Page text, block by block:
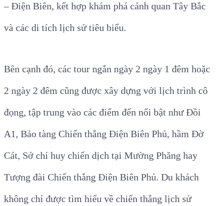
– Điện Biên, kết hợp khám phá cảnh quan Tây Bắc
và các di tích lịch sử tiêu biểu.
Bên cạnh đó, các tour ngắn ngày 2 ngày 1 đêm hoặc
2 ngày 2 đêm cũng được xây dựng với lịch trình cô
đọng, tập trung vào các điểm đến nổi bật như Đồi
A1, Bảo tàng Chiến thắng Điện Biên Phủ, hầm Đờ
Cát, Sở chỉ huy chiến dịch tại Mường Phăng hay
Tượng đài Chiến thắng Điện Biên Phủ. Du khách
không chỉ được tìm hiểu về chiến thắng lịch sử